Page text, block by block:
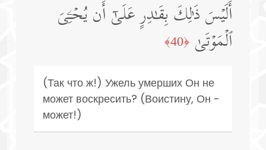
أَلَیۡسَ ذَ ٰ⁠لِكَ بِقَـٰدِرٍ عَلَىٰۤ أَن یُحۡـِۧیَ
ٱلۡمَوۡتَىٰ ﴿40﴾
(Так что ж!) Ужель умерших Он не
может воскресить? (Воистину, Он -
может!)